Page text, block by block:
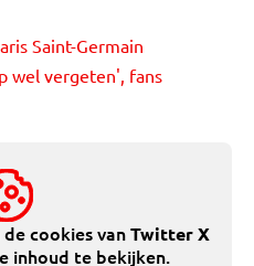
Saint-Germain
wel vergeten', fans
cookies vanTwitter X
inhoud te bekijken.